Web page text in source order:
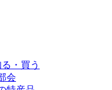
・買う
会